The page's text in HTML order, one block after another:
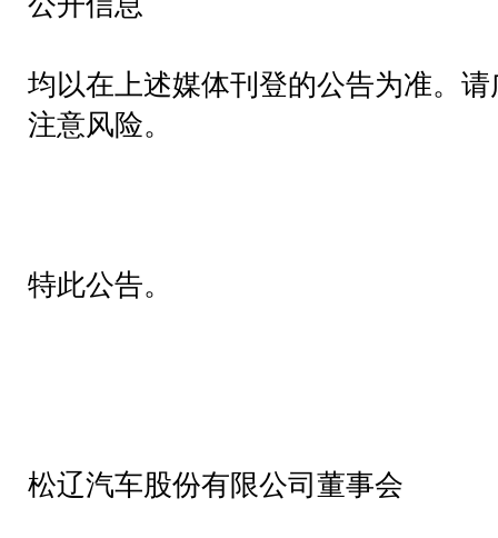
均以在上述媒体刊登的公告为准。
注意风险。
特此公告。
松辽汽车股份有限公司董事会